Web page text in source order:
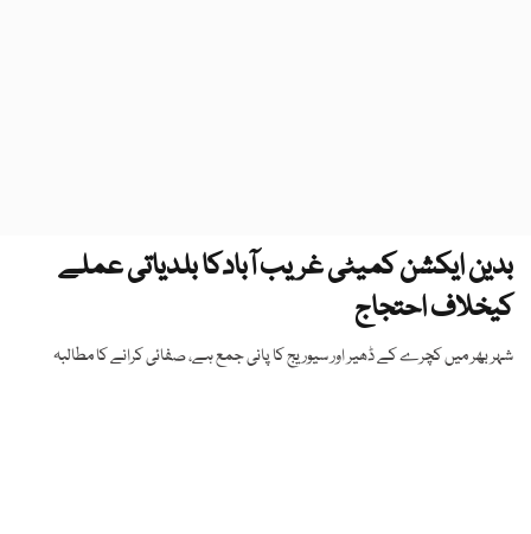
بدین ایکشن کمیٹی غریب آبادکا بلدیاتی عملے
کیخلاف احتجاج
شہر بھر میں کچرے کے ڈھیر اور سیوریج کا پانی جمع ہے، صفائی کرانے کا مطالبہ